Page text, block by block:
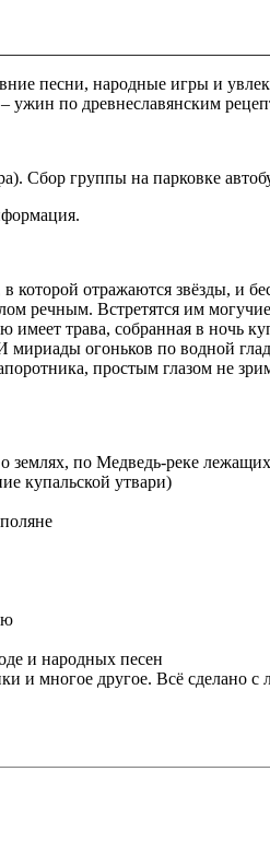
песни, народные игры и
ужин по древнеславянским
Сбор группы на парковке
отражаются звёзды, и
речным. Встретятся им
трава, собранная в ночь
огоньков по водной
простым глазом не
землях, по Медведь-реке лежащих
купальской утвари)
и народных песен
и многое другое. Всё сделано